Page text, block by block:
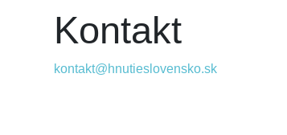
Kontakt
kontakt@hnutieslovensko.sk